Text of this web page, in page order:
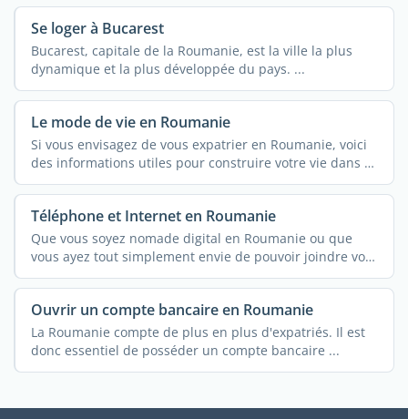
Se loger à Bucarest
Bucarest, capitale de la Roumanie, est la ville la plus
dynamique et la plus développée du pays. ...
Le mode de vie en Roumanie
Si vous envisagez de vous expatrier en Roumanie, voici
des informations utiles pour construire votre vie dans ce
...
Téléphone et Internet en Roumanie
Que vous soyez nomade digital en Roumanie ou que
vous ayez tout simplement envie de pouvoir joindre vos
proches et ...
Ouvrir un compte bancaire en Roumanie
La Roumanie compte de plus en plus d'expatriés. Il est
donc essentiel de posséder un compte bancaire ...